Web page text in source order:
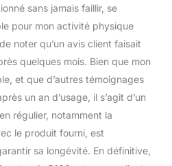
sans jamais faillir, se
pour mon activité physique
noter qu’un avis client faisait
quelques mois. Bien que mon
et que d’autres témoignages
un an d’usage, il s’agit d’un
régulier, notamment la
le produit fourni, est
sa longévité. En définitive,